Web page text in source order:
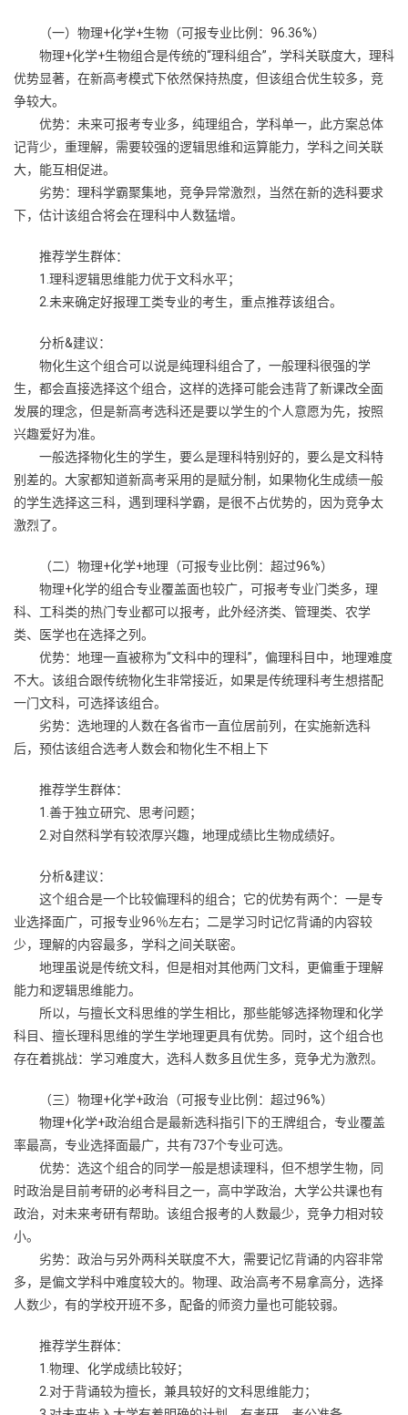
（一）物理+化学+生物（可报专业比例：96.36%）
物理+化学+生物组合是传统的“理科组合”，学科关联度大，理科
优势显著，在新高考模式下依然保持热度，但该组合优生较多，竞
争较大。
优势：未来可报考专业多，纯理组合，学科单一，此方案总体
记背少，重理解，需要较强的逻辑思维和运算能力，学科之间关联
大，能互相促进。
劣势：理科学霸聚集地，竞争异常激烈，当然在新的选科要求
下，估计该组合将会在理科中人数猛增。
推荐学生群体：
1.理科逻辑思维能力优于文科水平；
2.未来确定好报理工类专业的考生，重点推荐该组合。
分析&建议：
物化生这个组合可以说是纯理科组合了，一般理科很强的学
生，都会直接选择这个组合，这样的选择可能会违背了新课改全面
发展的理念，但是新高考选科还是要以学生的个人意愿为先，按照
兴趣爱好为准。
一般选择物化生的学生，要么是理科特别好的，要么是文科特
别差的。大家都知道新高考采用的是赋分制，如果物化生成绩一般
的学生选择这三科，遇到理科学霸，是很不占优势的，因为竞争太
激烈了。
（二）物理+化学+地理（可报专业比例：超过96%）
物理+化学的组合专业覆盖面也较广，可报考专业门类多，理
科、工科类的热门专业都可以报考，此外经济类、管理类、农学
类、医学也在选择之列。
优势：地理一直被称为“文科中的理科”，偏理科目中，地理难度
不大。该组合跟传统物化生非常接近，如果是传统理科考生想搭配
一门文科，可选择该组合。
劣势：选地理的人数在各省市一直位居前列，在实施新选科
后，预估该组合选考人数会和物化生不相上下
推荐学生群体：
1.善于独立研究、思考问题；
2.对自然科学有较浓厚兴趣，地理成绩比生物成绩好。
分析&建议：
这个组合是一个比较偏理科的组合；它的优势有两个：一是专
业选择面广，可报专业96％左右；二是学习时记忆背诵的内容较
少，理解的内容最多，学科之间关联密。
地理虽说是传统文科，但是相对其他两门文科，更偏重于理解
能力和逻辑思维能力。
所以，与擅长文科思维的学生相比，那些能够选择物理和化学
科目、擅长理科思维的学生学地理更具有优势。同时，这个组合也
存在着挑战：学习难度大，选科人数多且优生多，竞争尤为激烈。
（三）物理+化学+政治（可报专业比例：超过96%）
物理+化学+政治组合是最新选科指引下的王牌组合，专业覆盖
率最高，专业选择面最广，共有737个专业可选。
优势：选这个组合的同学一般是想读理科，但不想学生物，同
时政治是目前考研的必考科目之一，高中学政治，大学公共课也有
政治，对未来考研有帮助。该组合报考的人数最少，竞争力相对较
小。
劣势：政治与另外两科关联度不大，需要记忆背诵的内容非常
多，是偏文学科中难度较大的。物理、政治高考不易拿高分，选择
人数少，有的学校开班不多，配备的师资力量也可能较弱。
推荐学生群体：
1.物理、化学成绩比较好；
2.对于背诵较为擅长，兼具较好的文科思维能力；